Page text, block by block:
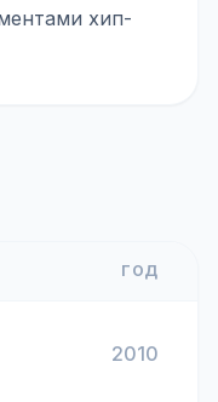
хип-
ГОД
2010